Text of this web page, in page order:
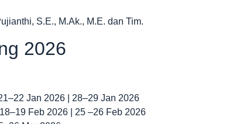
S.E., M.Ak., M.E. dan Tim.
2026
Jan 2026 | 28–29 Jan 2026
Feb 2026 | 25 –26 Feb 2026